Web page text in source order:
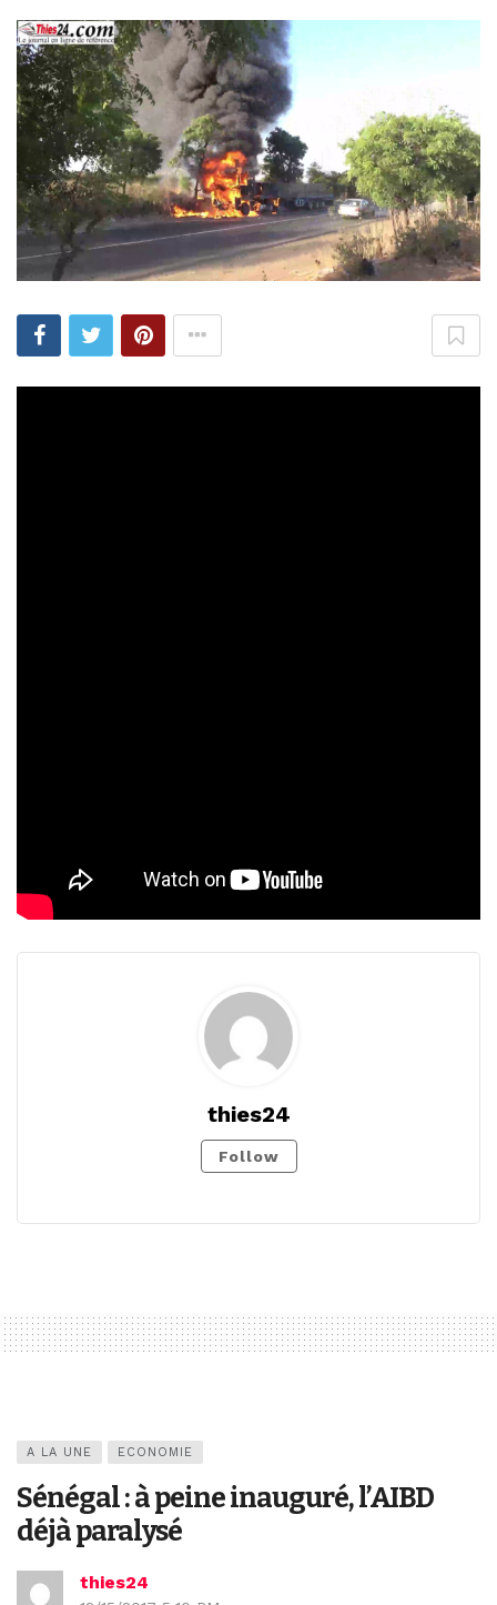
thies24
Follow
A LA UNE ECONOMIE
Sénégal : à peine inauguré, l’AIBD
déjà paralysé
thies24